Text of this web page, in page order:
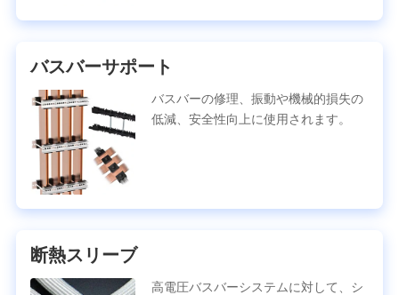
バスバーサポート
バスバーの修理、振動や機械的損失の
低減、安全性向上に使用されます。
断熱スリーブ
高電圧バスバーシステムに対して、シ